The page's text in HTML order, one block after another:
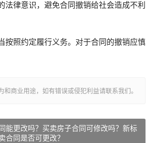
律意识，避免合同撤销给社会造成不利
按照约定履行义务。对于合同的撤销应慎
商业用途，如有错误或侵犯利益请联系我们。
能更改吗？买卖房子合同可修改吗？新标
合同是否可更改？